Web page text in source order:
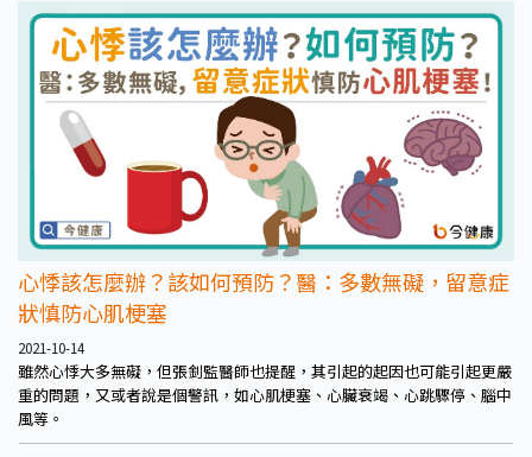
心悸該怎麼辦？該如何預防？醫：多數無礙，留意症
狀慎防心肌梗塞
2021-10-14
雖然心悸大多無礙，但張釗監醫師也提醒，其引起的起因也可能引起更嚴
重的問題，又或者說是個警訊，如心肌梗塞、心臟衰竭、心跳驟停、腦中
風等。